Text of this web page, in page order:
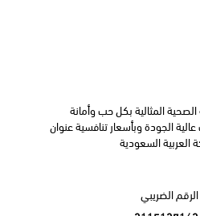
في الجلد.
الخاص أو الصيدلي قبل البدء
المثالية بكل حب وأمانة
الجودة وبأسعار تنافسية عنوان
السعودية
الرقم الضريبي